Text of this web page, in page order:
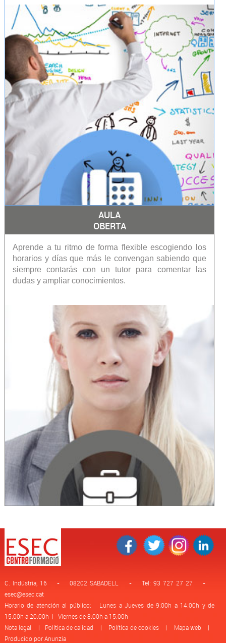
AULA
OBERTA
Aprende a tu ritmo de forma flexible escogiendo los
horarios y días que más le convengan sabiendo que
siempre contarás con un tutor para comentar las
dudas y ampliar conocimientos.
C. Indústria, 16 - 08202 SABADELL - Tel: 93 727 27 27 -
esec@esec.cat
Horario de atención al público: Lunes a Jueves de 9:00h a 14:00h y de
15:00h a 20:00h | Viernes de 8:00h a 15:00h
Nota legal | Política de calidad | Política de cookies| Mapa web |
Producido por Anunzia